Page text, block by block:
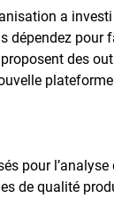
a
dépendez pour
des
pour
de qualité